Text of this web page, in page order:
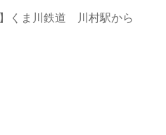
くま川鉄道 川村駅から